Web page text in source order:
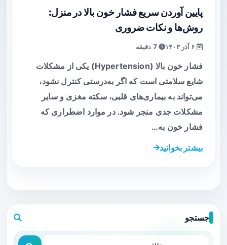
پایین آوردن سریع فشار خون بالا در منزل:
روش‌ها و نکات ضروری
7 دقیقه
فشار خون بالا (Hypertension) یکی از مشکلات
شایع سلامتی است که اگر به‌درستی کنترل نشود،
می‌تواند به بیماری‌های قلبی، سکته مغزی و سایر
مشکلات جدی منجر شود. در موارد اضطراری که
فشار خون به…
بیشتر بخوانید
جستجو